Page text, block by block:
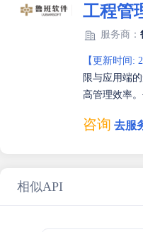
工程管
服务商：
【更新时间:
限与应用端
高管理效率
咨询 去服
相似API